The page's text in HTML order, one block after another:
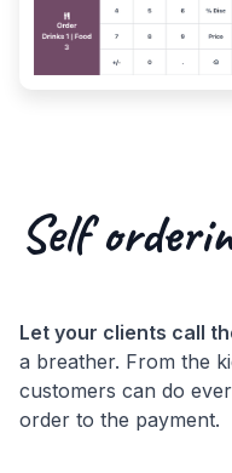
Self
Let your clients call
a breather. From the
customers can do
order to the payment.